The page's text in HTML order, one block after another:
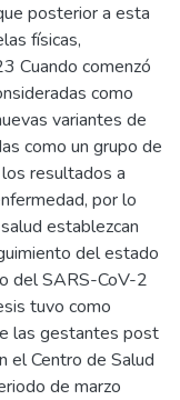
posterior a esta
físicas,
Cuando comenzó
como
variantes de
como un grupo de
resultados a
por lo
establezcan
del estado
del SARS-CoV-2
tuvo como
las gestantes post
el Centro de Salud
de marzo